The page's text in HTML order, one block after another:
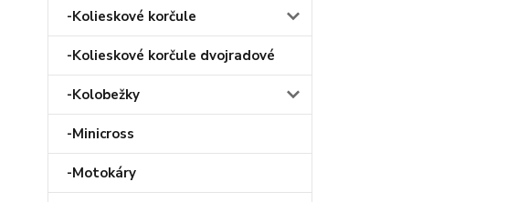
-Kolieskové korčule
-Kolieskové korčule dvojradové
-Kolobežky
-Minicross
-Motokáry